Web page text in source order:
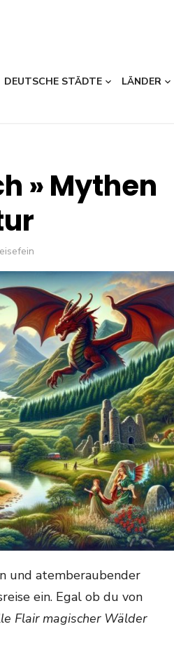
DEUTSCHE STÄDTE LÄNDER
» Mythen
und atemberaubender
ein. Egal ob du von
Flair magischer Wälder